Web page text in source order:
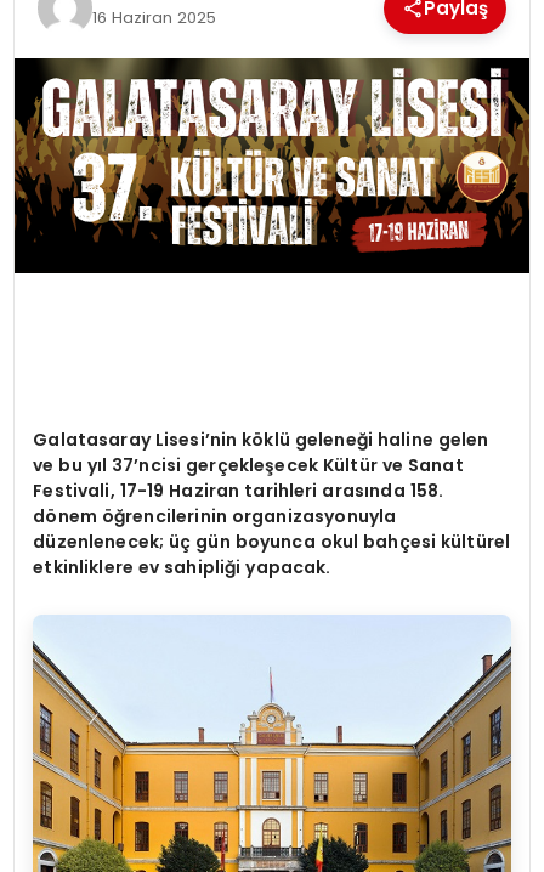
16 Haziran 2025 Paylaş
Galatasaray Lisesi’nin köklü geleneği haline gelen
ve bu yıl 37’ncisi gerçekleşecek Kültür ve Sanat
Festivali, 17-19 Haziran tarihleri arasında 158.
dönem öğrencilerinin organizasyonuyla
düzenlenecek; üç gün boyunca okul bahçesi kültürel
etkinliklere ev sahipliği yapacak.